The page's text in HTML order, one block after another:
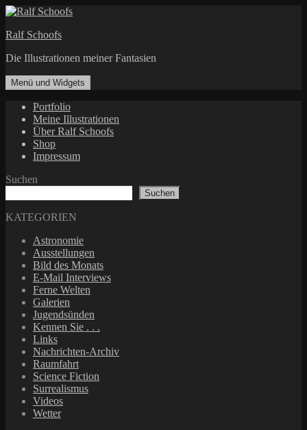
Zum
springen
Ralf Schoofs
Die Illustrationen meiner Fantasien
Menü und Widgets
Portfolio
Meine Illustrationen
Über Ralf Schoofs
Shop
Impressum
Suchen
Suchen
KATEGORIEN
Astronomie
Ausstellungen
Bild des Monats
E-Mail Interviews
Ferne Welten
Galerien
Jugendsünden
Kennen Sie . . .
Links
Nachrichten-Archiv
Raumfahrt
Science Fiction
Surrealismus
Videos
Wetter